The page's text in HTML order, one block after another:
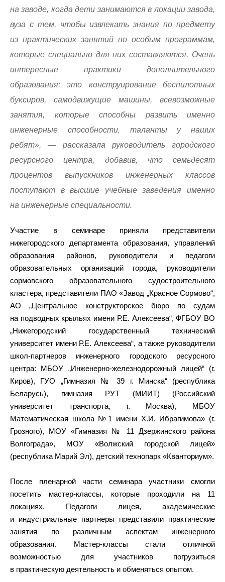
на заводе, когда дети занимаются в локации завода,
вуза с тем, чтобы извлекать знания по предмету
из практических занятий по особым программам,
которые специально для них составляются. Очень
интересные практики дополнительного
образования: это конструирование беспилотных
буксиров, самодвижущие машины, всевозможные
занятия, которые способны развить именно
инженерные способности, таланты у наших
ребят», — рассказала руководитель городского
ресурсного центра, добавив, что семьдесят
процентов выпускников инженерных классов
поступают в высшие учебные заведения именно
на инженерные специальности.
Участие в семинаре приняли представители
нижегородского департамента образования, управлений
образования районов, руководители и педагоги
образовательных организаций города, руководители
сормовского образовательного судостроительного
кластера, представители ПАО «Завод „Красное Сормово“,
АО „Центральное конструкторское бюро по судам
на подводных крыльях имени Р.Е. Алексеева“, ФГБОУ ВО
„Нижегородский государственный технический
университет имени Р.Е. Алексеева“, а также руководители
школ-партнеров инженерного городского ресурсного
центра: МБОУ „Инженерно-железнодорожный лицей“ (г.
Киров), ГУО „Гимназия № 39 г. Минска“ (республика
Беларусь), гимназия РУТ (МИИТ) (Российский
университет транспорта, г. Москва), МБОУ
Математическая школа №1 имени Х.И. Ибрагимова» (г.
Грозного), МОУ «Гимназия № 11 Дзержинского района
Волгограда», МОУ «Волжский городской лицей»
(республика Марий Эл), детский технопарк «Кванториум».
После пленарной части семинара участники смогли
посетить мастер-классы, которые проходили на 11
локациях. Педагоги лицея, академические
и индустриальные партнеры представили практические
занятия по различным аспектам инженерного
образования. Мастер-классы стали отличной
возможностью для участников погрузиться
в практическую деятельность и обменяться опытом.